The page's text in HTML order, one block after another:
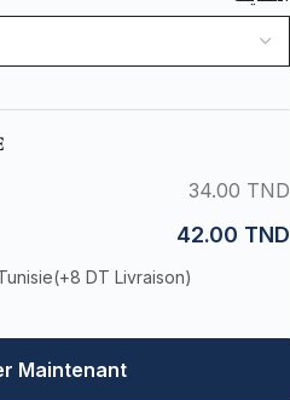
34.00 TND
42.00 TND
+8 DT Livraison)
Maintenant